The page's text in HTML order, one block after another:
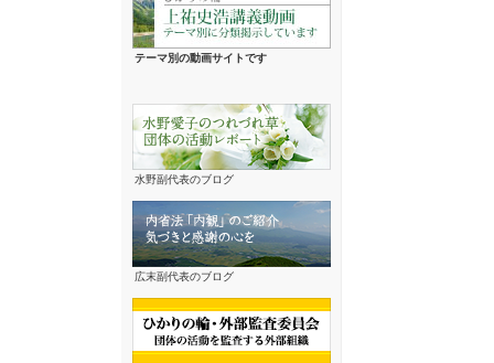
テーマ別の動画サイトです
水野副代表のブログ
広末副代表のブログ